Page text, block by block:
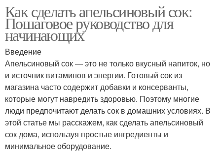
Как сделать апельсиновый сок:
Пошаговое руководство для
начинающих
Введение
Апельсиновый сок — это не только вкусный напиток, но
и источник витаминов и энергии. Готовый сок из
магазина часто содержит добавки и консерванты,
которые могут навредить здоровью. Поэтому многие
люди предпочитают делать сок в домашних условиях. В
этой статье мы расскажем, как сделать апельсиновый
сок дома, используя простые ингредиенты и
минимальное оборудование.